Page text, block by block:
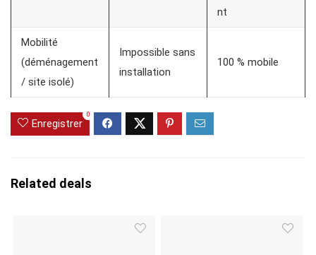
nt
Mobilité
(déménagement
/ site isolé)
Impossible sans
installation
100 % mobile
Enregistrer
0
Related deals